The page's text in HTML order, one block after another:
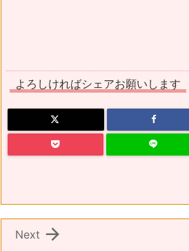
よろしければシェアお願いします

Next